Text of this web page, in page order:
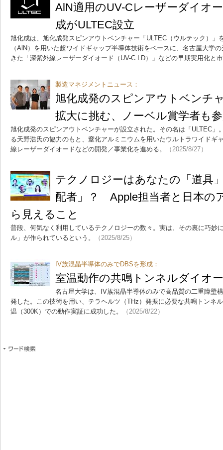
AlN適用のUV-Cレーザーダイオ
成がULTEC設立
旭化成は、旭化成発スピンアウトベンチャー「ULTEC（ウルテック）」
（AlN）を用いた超ワイドギャップ半導体技術をベースに、名古屋大学
きた「深紫外線レーザーダイオード（UV-C LD）」などの早期実用化と
製造マネジメントニュース：
旭化成発のスピンアウトベンチ
拡大に挑む、ノーベル賞学者も
旭化成発のスピンアウトベンチャーが設立された。その名は「ULTEC」
る天野浩氏の協力のもと、窒化アルミニウムを用いたウルトラワイドギ
線レーザーダイオードなどの開発／事業化を進める。
（2025/8/27）
テクノロジーはあなたの「道具
配者」？ Apple担当者と日本の
ら見えること
普段、何気なく利用しているテクノロジーの数々。実は、その裏に巧妙
ル」が作られているという。
（2025/8/25）
IV族混晶半導体のみでDBSを形成：
室温動作の共鳴トンネルダイオ
名古屋大学は、IV族混晶半導体のみで高品質の二重障壁
発した。この技術を用い、テラヘルツ（THz）発振に必要な共鳴トンネ
温（300K）での動作実証に成功した。
（2025/8/22）